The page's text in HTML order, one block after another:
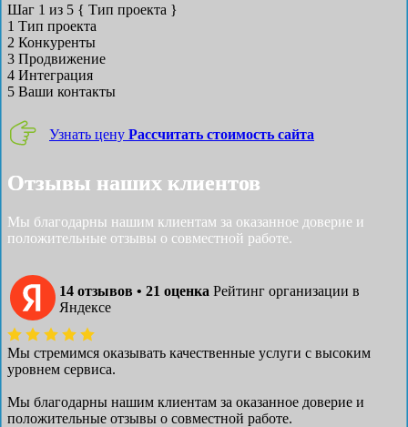
Шаг 1 из 5 { Тип проекта }
1 Тип проекта
2 Конкуренты
3 Продвижение
4 Интеграция
5 Ваши контакты
Узнать цену Рассчитать стоимость сайта
Отзывы наших клиентов
Мы благодарны нашим клиентам за оказанное доверие и
положительные отзывы о совместной работе.
14 отзывов • 21 оценка Рейтинг организации в
Яндексе
Мы стремимся оказывать качественные услуги с высоким
уровнем сервиса.
Мы благодарны нашим клиентам за оказанное доверие и
положительные отзывы о совместной работе.